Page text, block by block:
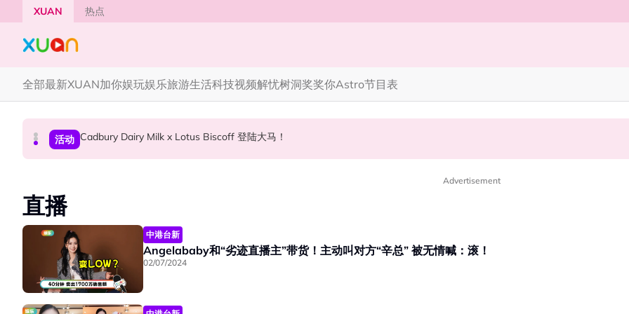
Skip to main content
XUAN 热点
全部最新XUAN加你娱玩娱乐旅游生活科技视频解忧树洞奖奖你Astro节目表
本地星闻 Henn国贤 “Aunty Henn 脱口秀专场 《笑笑笑笑丧》”！10月31日登场
国际星闻 Tom Holland “Spiderman” 替身曝光！“替完蜘蛛人，马上又去演忍者”
活动 Cadbury Dairy Milk x Lotus Biscoff 登陆大马！
Advertisement
直播
中港台新
Angelababy和“劣迹直播主”带货！主动叫对方“辛总” 被无情喊：滚！
02/07/2024